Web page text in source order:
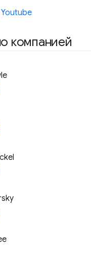
компанией